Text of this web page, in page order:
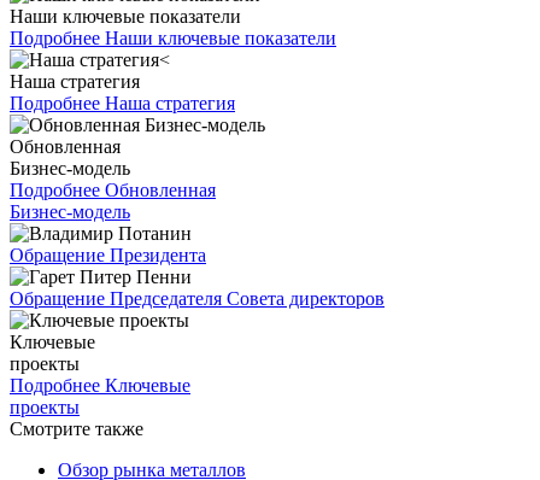
Наши ключевые показатели
Подробнее Наши ключевые показатели
Наша стратегия
Подробнее Наша стратегия
Обновленная
Бизнес-модель
Подробнее Обновленная
Бизнес-модель
Обращение Президента
Обращение Председателя Совета директоров
Ключевые
проекты
Подробнее Ключевые
проекты
Смотрите также
Обзор рынка металлов